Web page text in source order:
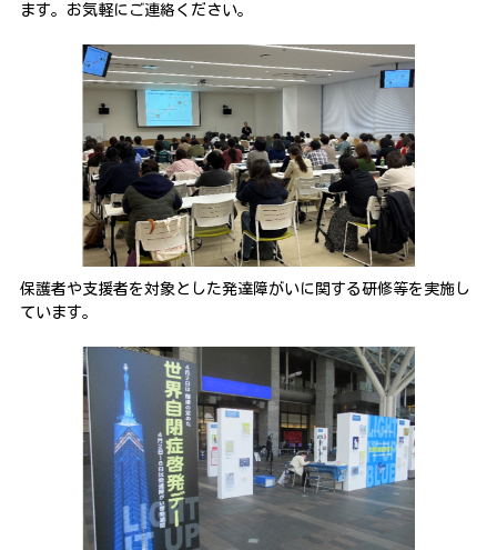
ます。お気軽にご連絡ください。
保護者や支援者を対象とした発達障がいに関する研修等を実施し
ています。